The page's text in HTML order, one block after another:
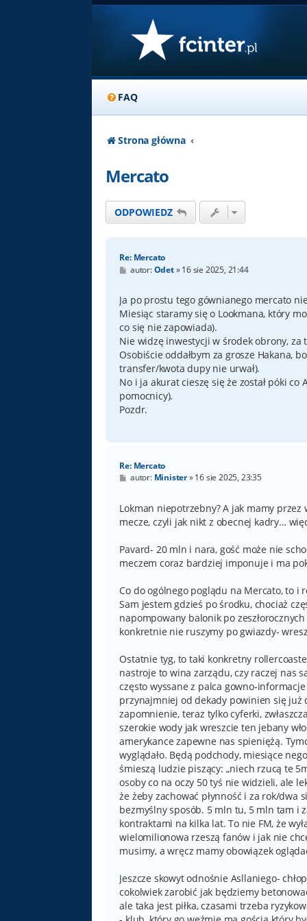
FAQ
Strona główna
Mercato
ODPOWIEDZ
Re: Mercato
Pautor:Odet»16 sie 2025, 21:44
Ja po prostu tego gównianego mercato
Miesiąc staramy się o Lookmana, który
co się nie zapowiada).
Nie widzę inwestycji w środek obrony, za
Osobiście oddałbym za grosze Hakana,
transfer/kwota dupy nie urwał).
No i ja akurat cieszę się że został póki
pomocnicy).
Pozdr.
Re: Mercato
P
t
autor: Minister»16 sie 2025, 23:35
Lokman niepotrzebny? A jak mamy przez
mecze, czyli jak nikt z obecnej kadry…
Pavard- 20 mln i nara, gość może nie
meczem coraz bardziej imponuje i ma
Co do ogólnego poglądu na Mercato, to i
Sam jestem gdzieś po środku, chociaż
napompowany balonik po
konkretnie nie ruszymy po gwiazdy-
Ostatnie tyg, to taki konkretny
nastroje to wina zarządu, czy raczej nas
często wyssane z palca gowno-
przynajmniej od dekady powinien się już
zapomnienie, teraz tylko cyferki,
szerokie wody jak wreszcie ten jebany
amerykance zapewne nas spieniężą.
wyglądało. Będą podchody, miesiące
śmieszą ludzie piszący: „niech rzucą te
osoby co na oczy 50 tyś nie widzieli, ale
że żeby zachować płynność i za rok/
bezmyślny sposób. 5 mln tu, 5 mln tam i
kontraktami na kilka lat. To nie FM, że
wielomilionowa rzeszą fanów i jak nie
musimy, a wręcz mamy obowiązek
Jeszcze skowyt odnośnie Asllaniego-
cokolwiek zarobić jak będziemy
ale taka jest piłka, czasami trzeba